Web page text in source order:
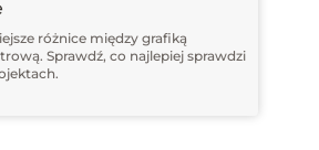
różnice między grafiką
Sprawdź, co najlepiej sprawdzi